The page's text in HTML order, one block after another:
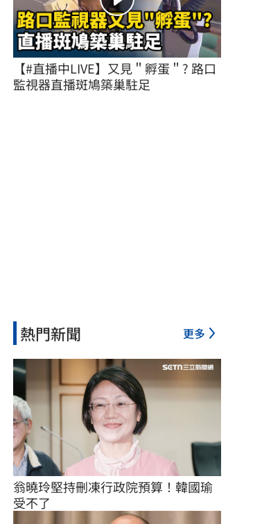
【#直播中LIVE】又見＂孵蛋＂? 路口
監視器直播斑鳩築巢駐足
熱門新聞 更多
翁曉玲堅持刪凍行政院預算！韓國瑜
受不了